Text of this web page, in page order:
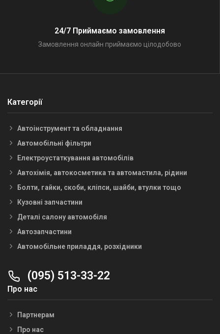
24/7 Приймаємо замовлення
Замовлення онлайн приймаємо цілодобово
Категорії
Автоінструмент та обладнання
Автомобільні фільтри
Електроустаткування автомобілів
Автохімія, автокосметика та автомастила, рідини
Болти, гайки, скоби, кліпси, шайби, втулки тощо
Кузовні запчастини
Деталі салону автомобіля
Автозапчастини
Автомобільне приладдя, розхідники
(095) 513-33-22
Про нас
Партнерам
Про нас